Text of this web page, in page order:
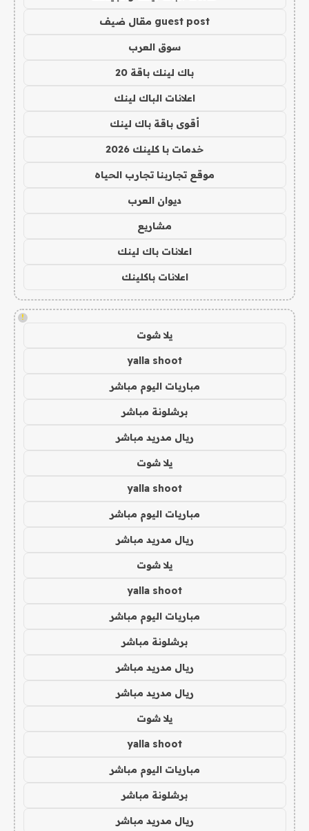
guest post مقال ضيف
سوق العرب
باك لينك باقة 20
اعلانات الباك لينك
أقوى باقة باك لينك
خدمات با كلينك 2026
موقع تجاربنا تجارب الحياه
ديوان العرب
مشاريع
اعلانات باك لينك
اعلانات باكلينك
!
يلا شوت
yalla shoot
مباريات اليوم مباشر
برشلونة مباشر
ريال مدريد مباشر
يلا شوت
yalla shoot
مباريات اليوم مباشر
ريال مدريد مباشر
يلا شوت
yalla shoot
مباريات اليوم مباشر
برشلونة مباشر
ريال مدريد مباشر
ريال مدريد مباشر
يلا شوت
yalla shoot
مباريات اليوم مباشر
برشلونة مباشر
ريال مدريد مباشر